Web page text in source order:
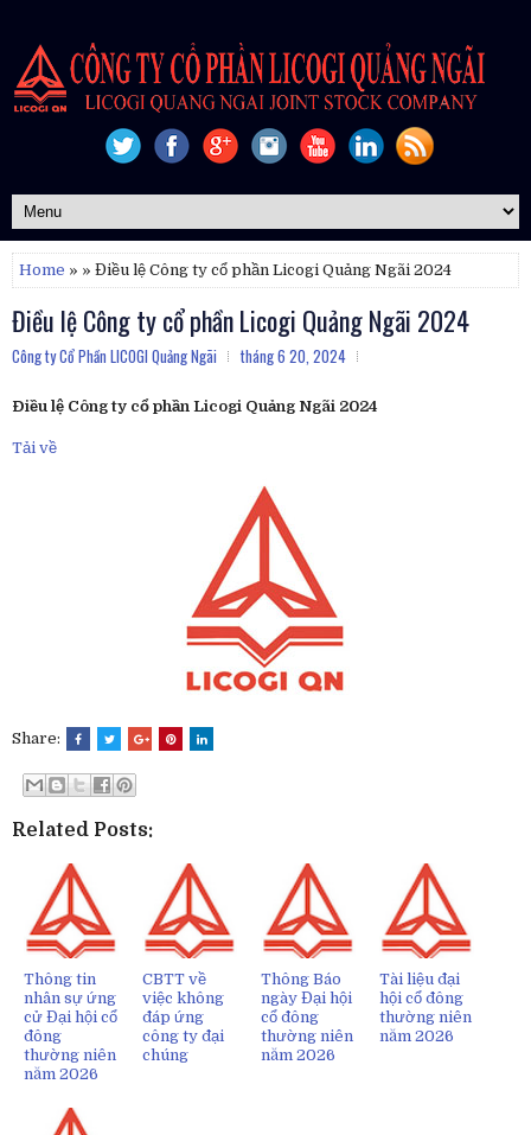
Home » » Điều lệ Công ty cổ phần Licogi Quảng Ngãi 2024
Điều lệ Công ty cổ phần Licogi Quảng Ngãi 2024
Công ty Cổ Phần LICOGI Quảng Ngãi tháng 6 20, 2024
Điều lệ Công ty cổ phần Licogi Quảng Ngãi 2024
Tải về
Share:
Related Posts:
Thông tin
nhân sự ứng
cử Đại hội cổ
đông
thường niên
năm 2026
CBTT về
việc không
đáp ứng
công ty đại
chúng
Thông Báo
ngày Đại hội
cổ đông
thường niên
năm 2026
Tài liệu đại
hội cổ đông
thường niên
năm 2026